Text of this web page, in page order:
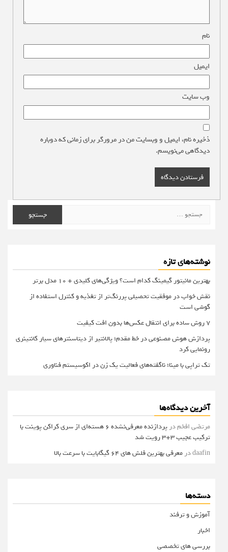
نام
ایمیل
وب‌ سایت
ذخیره نام، ایمیل و وبسایت من در مرورگر برای زمانی که دوباره
دیدگاهی می‌نویسم.
برای:
نوشته‌های تازه
بهترین مانیتور گیمینگ کدام است؟ ویژگی‌های کلیدی + 10 مدل برتر
نقش خواب در موفقیت تحصیلی پررنگ‌تر از تغذیه و کنترل استفاده از
گوشی است
۷ روش ساده برای انتقال عکس‌ها بدون افت کیفیت
پردازش هوش مصنوعی در خط مقدم؛ پالانتیر از دیتاسنترهای سیار کانتینری
رونمایی کرد
تک تراپی با مینا؛ ناگفته‌های فعالیت یک زن در اکوسیستم فناوری
آخرین دیدگاه‌ها
مرتضی افخمدر
پردازنده معرفی‌نشده 6 هسته‌ای از سری کراکن پوینت با
ترکیب عجیب 3+3 رویت شد
daafinدر معرفی بهترین فلش های 64 گیگابایت با سرعت بالا
دسته‌ها
آموزش و ترفند
اخبار
بررسی های تخصصی